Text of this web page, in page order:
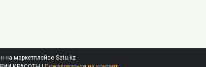
на маркетплейсе Satu.kz